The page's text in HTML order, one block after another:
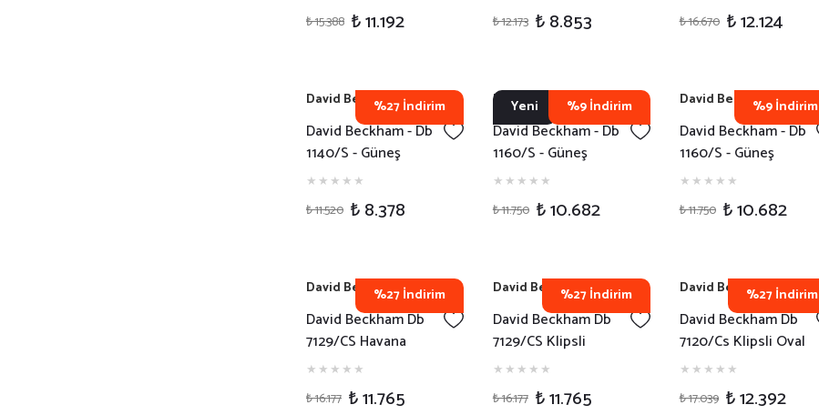
₺ 15.388 ₺ 11.192 ₺ 12.173 ₺ 8.853 ₺ 16.670 ₺ 12.124
%27 İndirim
David Beckham
David Beckham - Db
1140/S - Güneş
Gözlüğü - EX4DG
₺ 11.520 ₺ 8.378
Yeni %9 İndirim
David Beckham
David Beckham - Db
1160/S - Güneş
Gözlüğü - KB7KU
₺ 11.750 ₺ 10.682
%9 İndirim
David Beckham
David Beckham - Db
1160/S - Güneş
Gözlüğü - EX470
₺ 11.750 ₺ 10.682
%27 İndirim
David Beckham
David Beckham Db
7129/CS Havana
Klipsli Erkek Güneş
Gözlüğü
₺ 16.177 ₺ 11.765
%27 İndirim
David Beckham
David Beckham Db
7129/CS Klipsli
Dikdörtgen Havana
Erkek Güneş Gözlüğü
₺ 16.177 ₺ 11.765
%27 İndirim
David Beckham
David Beckham Db
7120/Cs Klipsli Oval
Havana Erkek Güneş
Gözlüğü
₺ 17.039 ₺ 12.392